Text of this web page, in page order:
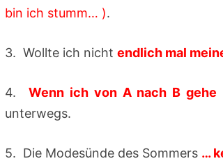
bin ich stumm… ).
3. Wollte ich nicht endlich mal
4. Wenn ich von A nach B gehe
unterwegs.
5. Die Modesünde des Sommers …